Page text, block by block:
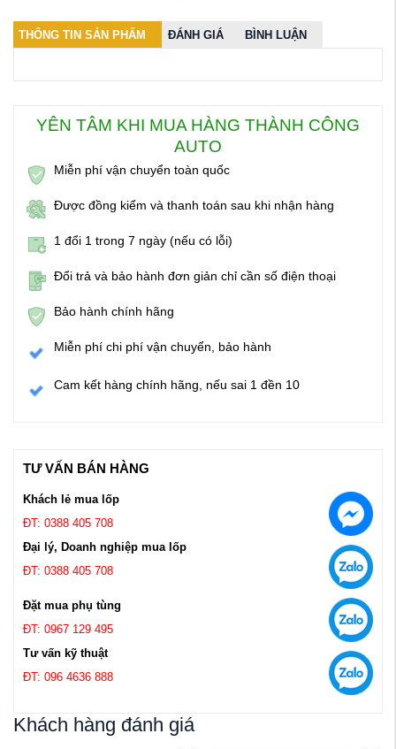
THÔNG TIN SẢN PHẨM ĐÁNH GIÁ BÌNH LUẬN
YÊN TÂM KHI MUA HÀNG THÀNH CÔNG
AUTO
Miễn phí vận chuyển toàn quốc
Được đồng kiểm và thanh toán sau khi nhận hàng
1 đổi 1 trong 7 ngày (nếu có lỗi)
Đổi trả và bảo hành đơn giản chỉ cần số điện thoại
Bảo hành chính hãng
Miễn phí chi phí vận chuyển, bảo hành
Cam kết hàng chính hãng, nếu sai 1 đền 10
TƯ VẤN BÁN HÀNG
Khách lẻ mua lốp
ĐT: 0388 405 708
Đại lý, Doanh nghiệp mua lốp
ĐT: 0388 405 708
Đặt mua phụ tùng
ĐT: 0967 129 495
Tư vấn kỹ thuật
ĐT: 096 4636 888
Khách hàng đánh giá